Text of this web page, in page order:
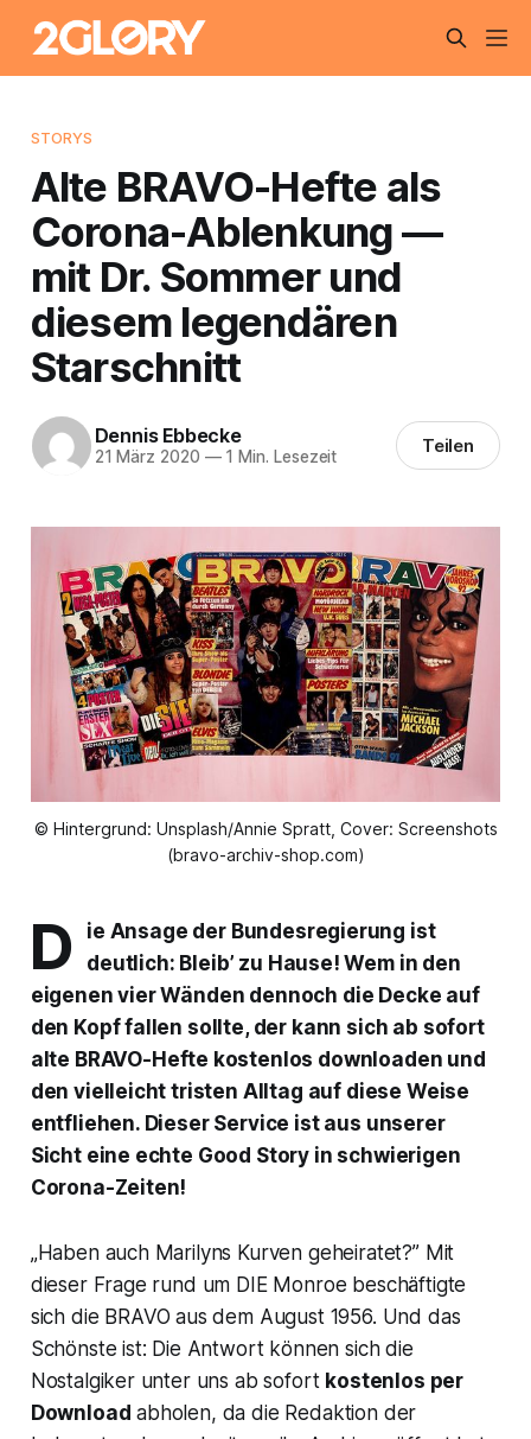
STORYS
Alte BRAVO-Hefte als
Corona-Ablenkung —
mit Dr. Sommer und
diesem legendären
Starschnitt
Dennis Ebbecke
21 März 2020 —1 Min. Lesezeit Teilen
© Hintergrund: Unsplash/Annie Spratt, Cover: Screenshots
(bravo-archiv-shop.com)
D
ie Ansage der Bundesregierung ist
deutlich: Bleib’ zu Hause! Wem in den
eigenen vier Wänden dennoch die Decke auf
den Kopf fallen sollte, der kann sich ab sofort
alte BRAVO-Hefte kostenlos downloaden und
den vielleicht tristen Alltag auf diese Weise
entfliehen. Dieser Service ist aus unserer
Sicht eine echte Good Story in schwierigen
Corona-Zeiten!
„Haben auch Marilyns Kurven geheiratet?” Mit
dieser Frage rund um DIE Monroe beschäftigte
sich die BRAVO aus dem August 1956. Und das
Schönste ist: Die Antwort können sich die
Nostalgiker unter uns ab sofort kostenlos per
Download abholen, da die Redaktion der